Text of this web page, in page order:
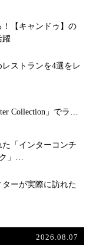
【キャンドゥ】の
躍
レストランを4選をレ
Collection」でラ…
「インターコンチ
」…
ーが実際に訪れた
2026.08.07